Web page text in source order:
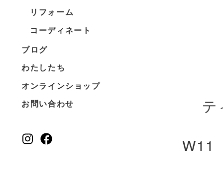
リフォーム
コーディネート
ブログ
わたしたち
オンラインショップ
お問い合わせ
テ